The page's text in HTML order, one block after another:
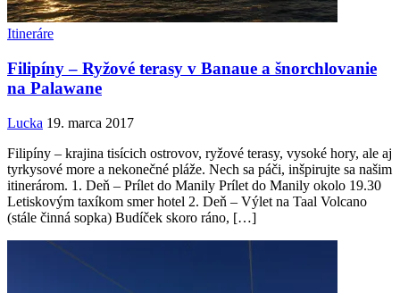
Itineráre
Filipíny – Ryžové terasy v Banaue a šnorchlovanie
na Palawane
Lucka 19. marca 2017
Filipíny – krajina tisícich ostrovov, ryžové terasy, vysoké hory, ale aj
tyrkysové more a nekonečné pláže. Nech sa páči, inšpirujte sa našim
itinerárom. 1. Deň – Prílet do Manily Prílet do Manily okolo 19.30
Letiskovým taxíkom smer hotel 2. Deň – Výlet na Taal Volcano
(stále činná sopka) Budíček skoro ráno, […]